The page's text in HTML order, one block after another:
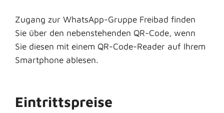
Zugang zur WhatsApp-Gruppe Freibad finden
Sie über den nebenstehenden QR-Code, wenn
Sie diesen mit einem QR-Code-Reader auf Ihrem
Smartphone ablesen.
Eintrittspreise